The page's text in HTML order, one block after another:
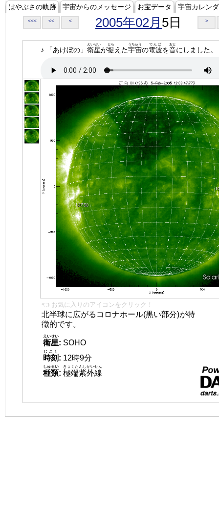
はやぶさの軌跡 宇宙からのメッセージ お宝データ 宇宙カレン
<<< << < 2005年02月 5日 >
♪ 「あけぼの」 衛星
えいせい
が捉
とら
えた宇宙
うちゅう
の電波
でんぱ
を音
おと
にしました。
👈 お気に入りのアイコンをクリック！
北半球に広がるコロナホール(黒い部分)が特
徴的です。
衛星
えいせい
: SOHO
時刻
じこく
: 12時9分
種類
しゅるい
: 極端紫外線
きょくたんしがいせん